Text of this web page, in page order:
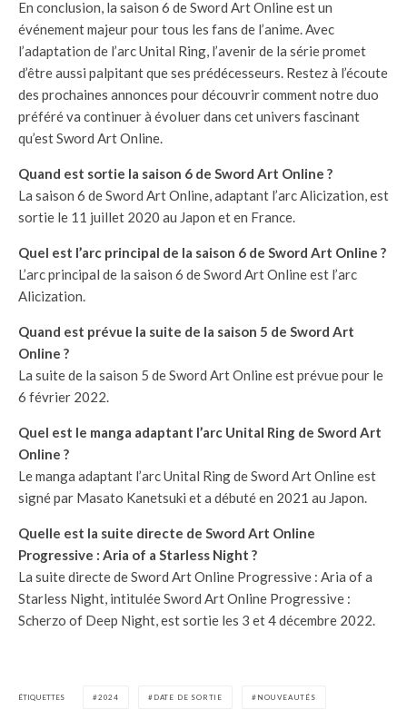
En conclusion, la saison 6 de Sword Art Online est un
événement majeur pour tous les fans de l’anime. Avec
l’adaptation de l’arc Unital Ring, l’avenir de la série promet
d’être aussi palpitant que ses prédécesseurs. Restez à l’écoute
des prochaines annonces pour découvrir comment notre duo
préféré va continuer à évoluer dans cet univers fascinant
qu’est Sword Art Online.
Quand est sortie la saison 6 de Sword Art Online ?
La saison 6 de Sword Art Online, adaptant l’arc Alicization, est
sortie le 11 juillet 2020 au Japon et en France.
Quel est l’arc principal de la saison 6 de Sword Art Online ?
L’arc principal de la saison 6 de Sword Art Online est l’arc
Alicization.
Quand est prévue la suite de la saison 5 de Sword Art
Online ?
La suite de la saison 5 de Sword Art Online est prévue pour le
6 février 2022.
Quel est le manga adaptant l’arc Unital Ring de Sword Art
Online ?
Le manga adaptant l’arc Unital Ring de Sword Art Online est
signé par Masato Kanetsuki et a débuté en 2021 au Japon.
Quelle est la suite directe de Sword Art Online
Progressive : Aria of a Starless Night ?
La suite directe de Sword Art Online Progressive : Aria of a
Starless Night, intitulée Sword Art Online Progressive :
Scherzo of Deep Night, est sortie les 3 et 4 décembre 2022.
ÉTIQUETTES 2024 DATE DE SORTIE NOUVEAUTÉS